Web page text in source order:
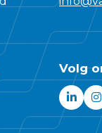
direct
Volg